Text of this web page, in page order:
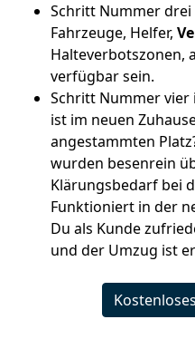
Schritt Nummer
Fahrzeuge, Helfer,
Halteverbotszonen,
verfügbar sein.
Schritt Nummer vier
ist im neuen
angestammten
wurden besenrein
Klärungsbedarf bei
Funktioniert in der
Du als Kunde
und der Umzug ist